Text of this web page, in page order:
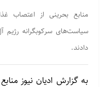
منابع بحرینی از اعتصاب
سیاست‌های سرکوبگرانه رژیم
دادند.
به گزارش ادیان نیوز